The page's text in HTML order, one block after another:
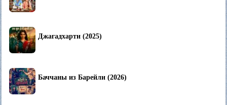
Джагадхарти (2025)
Баччаны из Барейли (2026)